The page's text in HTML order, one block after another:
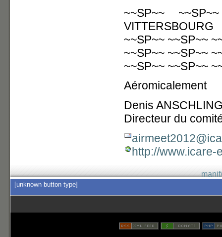
~~SP~~
VITTERSBOURG
~~SP~~ ~~SP~~
~~SP~~ ~~SP~~
~~SP~~ ~~SP~~
Aéromicalement
Denis
Directeur du
http://www.icare-
[unknown button type]